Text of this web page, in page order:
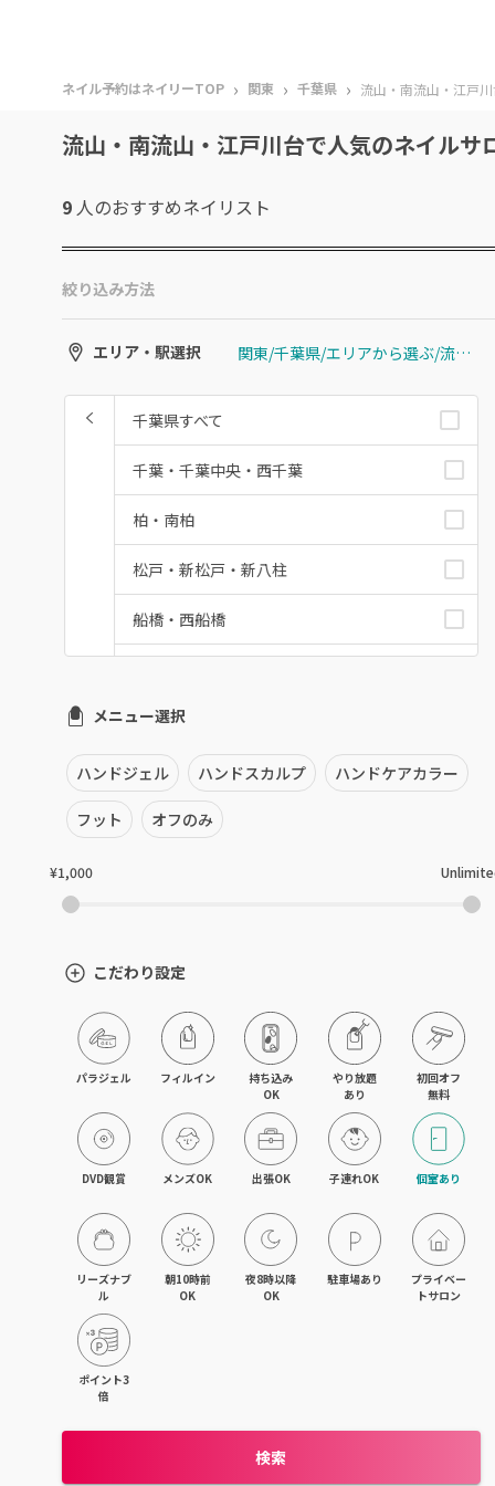
ネイル予約はネイリーTOP › 関東 › 千葉県 › 流山・南流山・江戸川
流山・南流山・江戸川台で人気のネイルサ
9 人のおすすめネイリスト
絞り込み方法
エリア・駅選択 関東/千葉県/エリアから選ぶ/流山・南流山・江戸川台
千葉県すべて
千葉・千葉中央・西千葉
柏・南柏
松戸・新松戸・新八柱
船橋・西船橋
市川・本八幡・下総中山
津田沼・京成津田沼
北習志野・習志野
四街道・都賀
木更津・君津
八幡宿・五井・姉ヶ崎
成田・佐倉・ユーカリが丘
銚子・旭
茂原・東金・成東
稲毛・稲毛海岸
メニュー選択
ハンドジェル ハンドスカルプ ハンドケアカラー
フット オフのみ
¥1,000
こだわり設定
パラジェル フィルイン
持ち込み
OK
やり放題
あり
初回オフ
無料
DVD観賞 メンズOK 出張OK 子連れOK 個室あり
リーズナブ
ル
朝10時前
OK
夜8時以降
OK
駐車場あり
プライベー
トサロン
ポイント3
倍
検索